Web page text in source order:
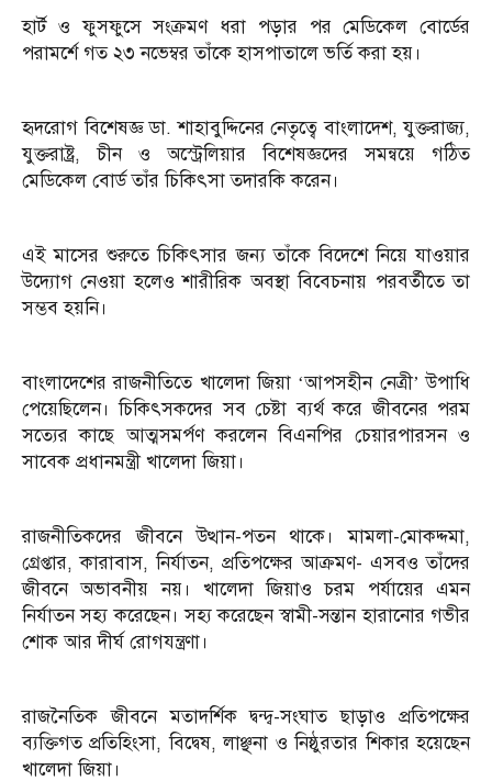
হার্ট ও ফুসফুসে সংক্রমণ ধরা পড়ার পর মেডিকেল বোর্ডের
পরামর্শে গত ২৩ নভেম্বর তাঁকে হাসপাতালে ভর্তি করা হয়।
হৃদরোগ বিশেষজ্ঞ ডা. শাহাবুদ্দিনের নেতৃত্বে বাংলাদেশ, যুক্তরাজ্য,
যুক্তরাষ্ট্র, চীন ও অস্ট্রেলিয়ার বিশেষজ্ঞদের সমন্বয়ে গঠিত
মেডিকেল বোর্ড তাঁর চিকিৎসা তদারকি করেন।
এই মাসের শুরুতে চিকিৎসার জন্য তাঁকে বিদেশে নিয়ে যাওয়ার
উদ্যোগ নেওয়া হলেও শারীরিক অবস্থা বিবেচনায় পরবর্তীতে তা
সম্ভব হয়নি।
বাংলাদেশের রাজনীতিতে খালেদা জিয়া ‘আপসহীন নেত্রী’ উপাধি
পেয়েছিলেন। চিকিৎসকদের সব চেষ্টা ব্যর্থ করে জীবনের পরম
সত্যের কাছে আত্মসমর্পণ করলেন বিএনপির চেয়ারপারসন ও
সাবেক প্রধানমন্ত্রী খালেদা জিয়া।
রাজনীতিকদের জীবনে উত্থান-পতন থাকে। মামলা-মোকদ্দমা,
গ্রেপ্তার, কারাবাস, নির্যাতন, প্রতিপক্ষের আক্রমণ- এসবও তাঁদের
জীবনে অভাবনীয় নয়। খালেদা জিয়াও চরম পর্যায়ের এমন
নির্যাতন সহ্য করেছেন। সহ্য করেছেন স্বামী-সন্তান হারানোর গভীর
শোক আর দীর্ঘ রোগযন্ত্রণা।
রাজনৈতিক জীবনে মতাদর্শিক দ্বন্দ্ব-সংঘাত ছাড়াও প্রতিপক্ষের
ব্যক্তিগত প্রতিহিংসা, বিদ্বেষ, লাঞ্ছনা ও নিষ্ঠুরতার শিকার হয়েছেন
খালেদা জিয়া।